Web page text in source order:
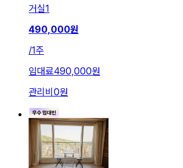
거실1
490,000원
/1주
임대료490,000원
관리비 0원